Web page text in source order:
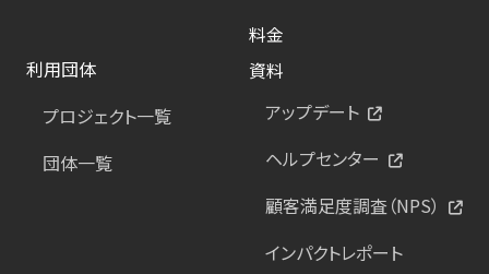
料金
利用団体
プロジェクト一覧
団体一覧
資料
アップデート
ヘルプセンター
顧客満足度調査（NPS）
インパクトレポート